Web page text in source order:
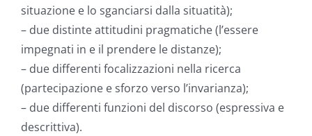
situazione e lo sganciarsi dalla situatità);
– due distinte attitudini pragmatiche (l’essere
impegnati in e il prendere le distanze);
– due differenti focalizzazioni nella ricerca
(partecipazione e sforzo verso l’invarianza);
– due differenti funzioni del discorso (espressiva e
descrittiva).